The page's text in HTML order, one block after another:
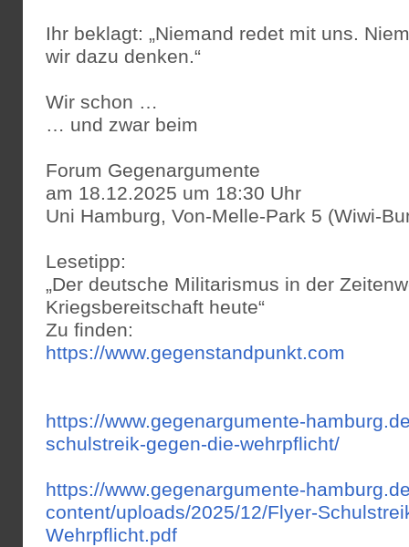
Ihr beklagt: „Niemand redet mit uns.
wir dazu denken.“
Wir schon …
… und zwar beim
Forum Gegenargumente
am 18.12.2025 um 18:30 Uhr
Uni Hamburg, Von-Melle-Park 5 (Wiwi-
Lesetipp:
„Der deutsche Militarismus in der
Kriegsbereitschaft heute“
Zu finden:
https://www.gegenstandpunkt.com
https://www.gegenargumente-
schulstreik-gegen-die-wehrpflicht/
https://www.gegenargumente-
content/uploads/2025/12/Flyer-
Wehrpflicht.pdf